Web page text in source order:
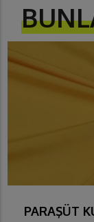
PARAŞÜT